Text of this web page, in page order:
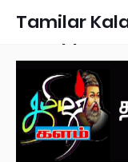
Tamilar
Monthly